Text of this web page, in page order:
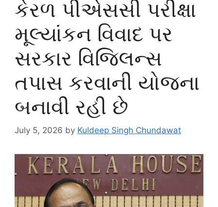
કેરળ પીએસસી પરીક્ષા
મૂલ્યાંકન વિવાદ પર
સરકાર વિજિલન્સ
તપાસ કરવાની યોજના
બનાવી રહી છે
July 5, 2026 by Kuldeep Singh Chundawat